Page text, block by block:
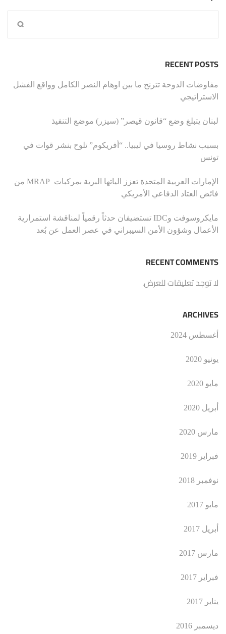
RECENT POSTS
مفاوضات الدوحة تترنح ما بين اوهام النصر الكامل وواقع الفشل
الاستراتيجي
لبنان يتبلغ وضع “قانون قيصر” (سيزر) موضع التنفيذ
بسبب نشاط روسيا في ليبيا.. “أفريكوم” تلوح بنشر قوات في
تونس
الإمارات العربية المتحدة تعزز الياتها البرية بمركبات MRAP من
فائض العتاد الدفاعي الأمريكي
مايكروسوفت وIDC تستضيفان حدثاً رقمياً لمناقشة استمرارية
الأعمال وشؤون الأمن السيبراني في عصر العمل عن بُعد
RECENT COMMENTS
لا توجد تعليقات للعرض.
ARCHIVES
أغسطس 2024
يونيو 2020
مايو 2020
أبريل 2020
مارس 2020
فبراير 2019
نوفمبر 2018
مايو 2017
أبريل 2017
مارس 2017
فبراير 2017
يناير 2017
ديسمبر 2016